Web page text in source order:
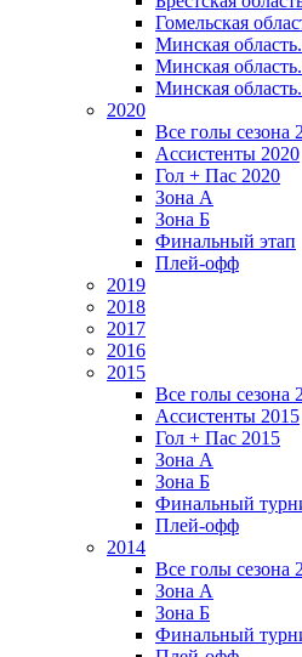
Гомельская
Минская
Минская
Минская
2020
Все голы сезона
Ассистенты 2020
Гол + Пас 2020
Зона А
Зона Б
Финальный этап
Плей-офф
2019
2018
2017
2016
2015
Все голы сезона
Ассистенты 2015
Гол + Пас 2015
Зона А
Зона Б
Финальный
Плей-офф
2014
Все голы сезона
Зона А
Зона Б
Финальный